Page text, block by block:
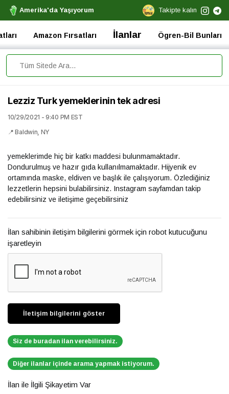
Amerika'da Yaşıyorum Takipte kalın
Amazon Fırsatları İlanlar Ögren-Bil Bunları
Lezziz Turk yemeklerinin tek adresi
10/29/2021 - 9:40 PM EST
📍 Baldwin, NY
yemeklerimde hiç bir katkı maddesi bulunmamaktadır.
Dondurulmuş ve hazır gıda kullanılmamaktadır. Hijyenik ev
ortamında maske, eldiven ve başlık ile çalışıyorum. Özlediğiniz
lezzetlerin hepsini bulabilirsiniz. Instagram sayfamdan takip
edebilirsiniz ve iletişime geçebilirsiniz
İlan sahibinin iletişim bilgilerini görmek için robot kutucuğunu
işaretleyin
Siz de buradan ilan verebilirsiniz.
Diğer ilanlar içinde arama yapmak istiyorum.
İlan ile İlgili Şikayetim Var